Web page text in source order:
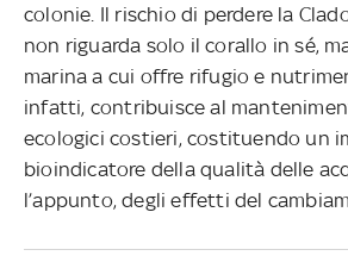
colonie. Il rischio di perdere la
non riguarda solo il corallo in sé,
marina a cui offre rifugio e
infatti, contribuisce al
ecologici costieri, costituendo un
bioindicatore della qualità delle
l’appunto, degli effetti del